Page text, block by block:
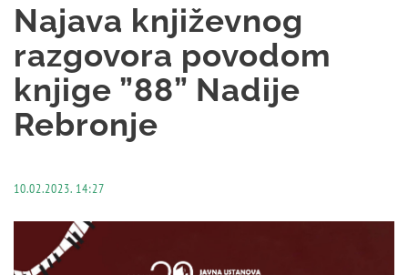
Najava književnog
razgovora povodom
knjige ”88” Nadije
Rebronje
10.02.2023. 14:27